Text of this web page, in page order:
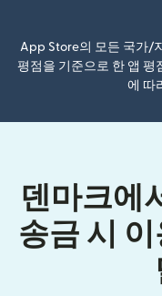
App Store의 모든 국가/
평점을 기준으로 한 앱 평
에 따
덴마크에
송금 시